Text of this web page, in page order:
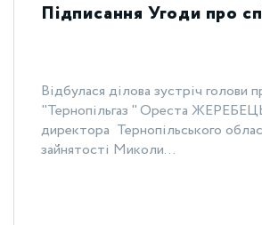
Підписання Угоди про
Відбулася ділова зустріч голови
"Тернопільгаз " Ореста
директора Тернопільського
зайнятості Миколи...